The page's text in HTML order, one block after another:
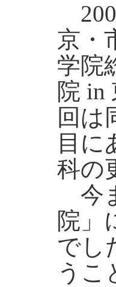
京・
学院
院 in
回は
目に
科の
今
院」
でし
うこ